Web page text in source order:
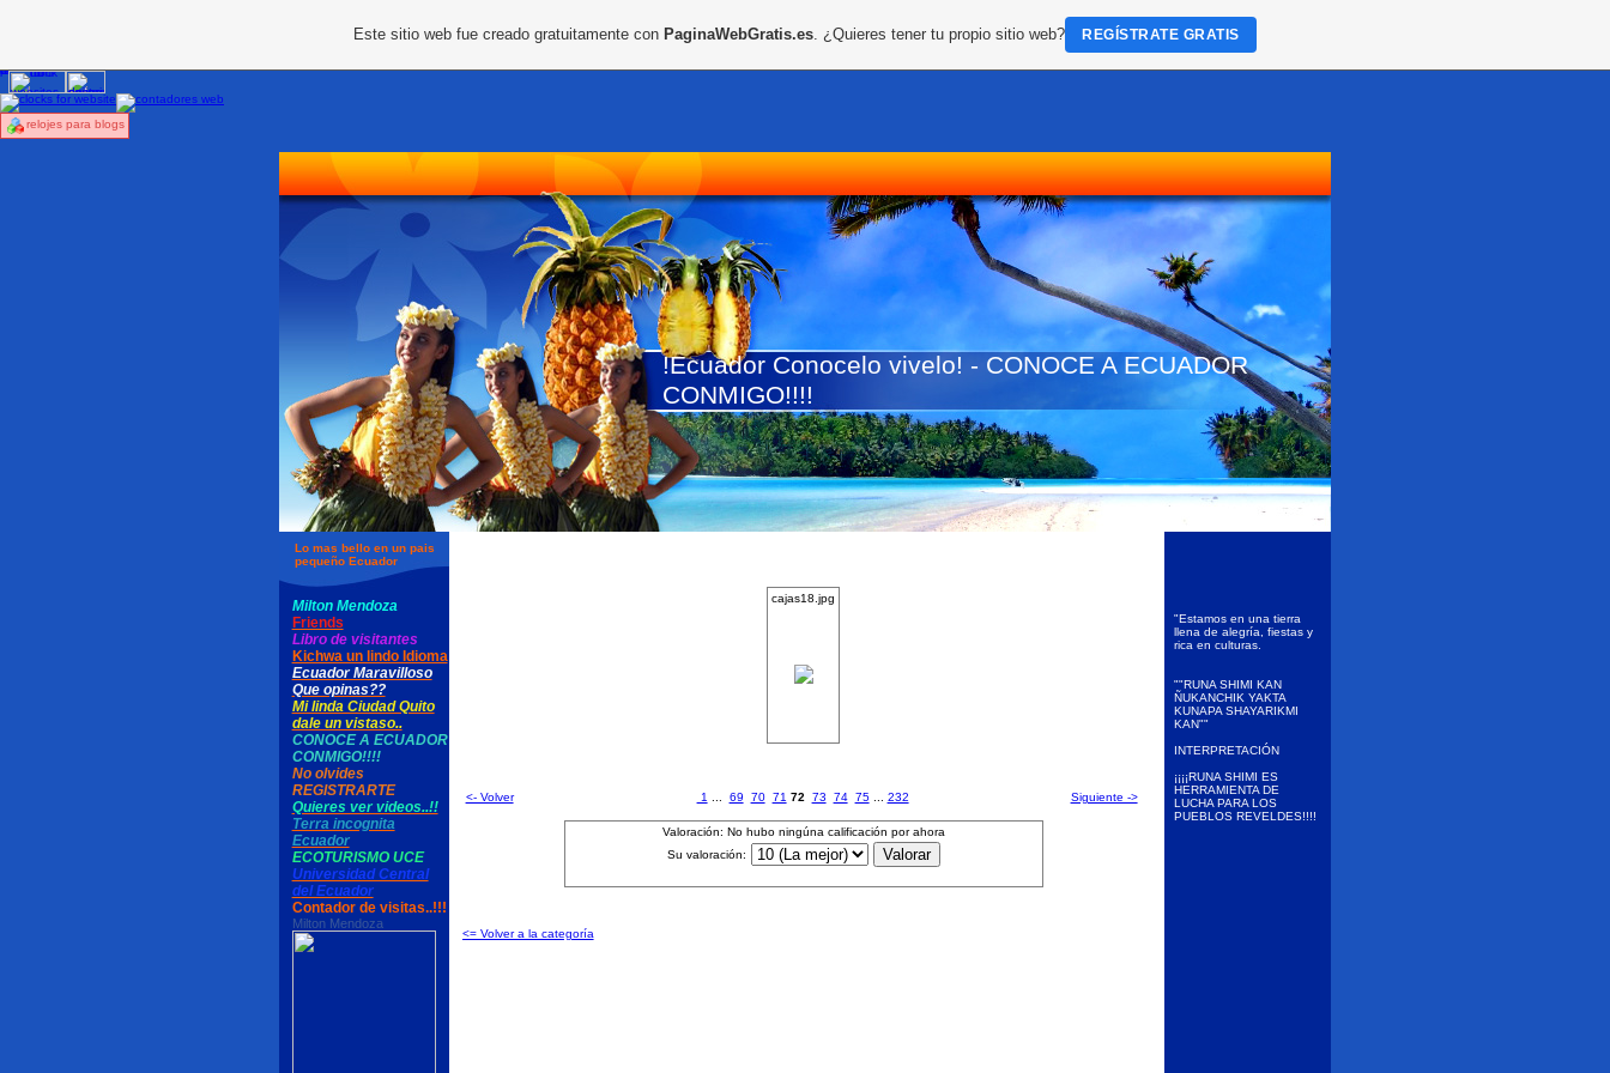
relojes para blogs
!Ecuador Conocelo vivelo! - CONOCE A ECUADOR
CONMIGO!!!!
Lo mas bello en un pais
pequeño Ecuador
Milton Mendoza
Friends
Libro de visitantes
Kichwa un lindo Idioma
Ecuador Maravilloso
Que opinas??
Mi linda Ciudad Quito
dale un vistaso..
CONOCE A ECUADOR
CONMIGO!!!!
No olvides
REGISTRARTE
Quieres ver videos..!!
Terra incognita
Ecuador
ECOTURISMO UCE
Universidad Central
del Ecuador
Contador de visitas..!!!
Milton Mendoza
cajas18.jpg
<- Volver 1 69 70 71 72 73 74 75... 232 Siguiente ->
Valoración: No hubo ningúna calificación por ahora
Su valoración:
<= Volver a la categoría
"Estamos en una tierra
llena de alegría, fiestas y
rica en culturas.
""RUNA SHIMI KAN
ÑUKANCHIK YAKTA
KUNAPA SHAYARIKMI
KAN""
INTERPRETACIÓN
¡¡¡¡RUNA SHIMI ES
HERRAMIENTA DE
LUCHA PARA LOS
PUEBLOS REVELDES!!!!
Este sitio web fue creado gratuitamente con PaginaWebGratis.es. ¿Quieres tener tu propio sitio web? REGÍSTRATE GRATIS